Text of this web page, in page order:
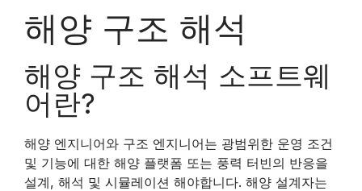
해양 구조 해석
해양 구조 해석 소프트웨
어란?
해양 엔지니어와 구조 엔지니어는 광범위한 운영 조건
및 기능에 대한 해양 플랫폼 또는 풍력 터빈의 반응을
설계, 해석 및 시뮬레이션 해야합니다. 해양 설계자는